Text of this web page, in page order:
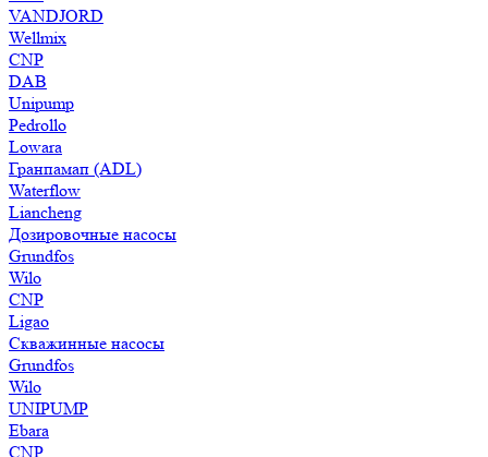
VANDJORD
Wellmix
CNP
DAB
Unipump
Pedrollo
Lowara
Гранпамап (ADL)
Waterflow
Liancheng
Дозировочные насосы
Grundfos
Wilo
CNP
Ligao
Скважинные насосы
Grundfos
Wilo
UNIPUMP
Ebara
CNP